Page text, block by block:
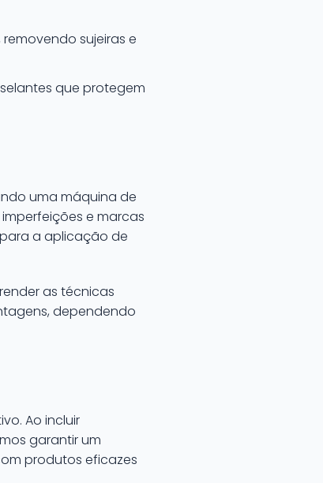
sujeiras e
que protegem
uma máquina de
e marcas
a aplicação de
as técnicas
dependendo
Ao incluir
garantir um
produtos eficazes